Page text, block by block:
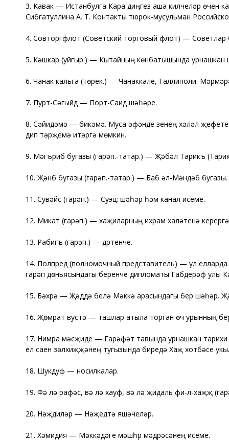
3. Кавак — Истанбулга Кара диңгез аша килүчеләр өчен
Сибгатуллина А. Т. Контакты тюрок-мусульман
4. Совторгфлот (Советский торговый флот) — Советлар
5. Кәшкар (уйгыр.) — Кытайның көнбатышында урнашкан
6. Чанак кальга (төрек.) — Чанаккале, Галлиполи.
7. Пурт-Сәгыйд — Порт-Саид шәһәре.
8. Сәйидәмә — бикәмә. Муса әфәнде үзенең хәләл
дип тәрҗемә итәргә мөмкин.
9. Мәгъриб бугазы (гарәп.-татар.) — Җәбәл Тарикъ
10. Җәнүб бугазы (гарәп.-татар.) — Баб әл-Мәндәб бугазы.
11. Сувәйс (гарәп.) — Суэц: шәһәр һәм канал исеме.
12. Микат (гарәп.) — хаҗиларның ихрам халәтенә
13. Рабигъ (гарәп.) — дүртенче.
14. Полпред (полномочный представитель) — ул
гарәп дөньясындагы беренче дипломаты Габдерәүф улы
15. Бәхрә — Җәддә белә Мәккә арасындагы бер шәһәр.
16. Җөмрат вустә — ташлар атыла торган өч урынның
17. Нимра мәсҗиде — Гарәфәт тавында урнашкан
ел саен зөлхиҗҗәнең тугызында биредә Хаҗ хотбәсе
18. Шукдуф — носилкалар.
19. Фә лә рафәс, вә лә хауф, вә лә җидаль фи-л-хаҗҗ
20. Нәҗдиләр — Нәҗедтә яшәүчеләр.
21. Хәмидия — Мәккәдәге мәшһүр мәдрәсәнең исеме.